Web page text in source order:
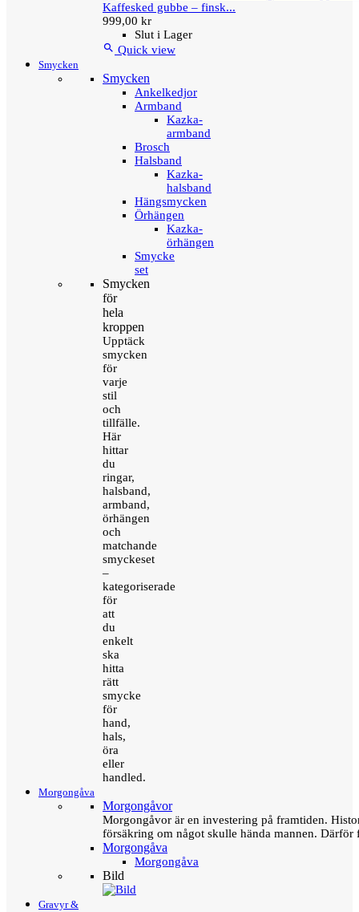
Kaffesked gubbe – finsk...
999,00 kr
Slut i Lager
 Quick view
Smycken
Smycken
Ankelkedjor
Armband
Kazka-
armband
Brosch
Halsband
Kazka-
halsband
Hängsmycken
Örhängen
Kazka-
örhängen
Smycke
set
Smycken
för
hela
kroppen
Upptäck
smycken
för
varje
stil
och
tillfälle.
Här
hittar
du
ringar,
halsband,
armband,
örhängen
och
matchande
smyckeset
–
kategoriserade
för
att
du
enkelt
ska
hitta
rätt
smycke
för
hand,
hals,
öra
eller
handled.
Morgongåva
Morgongåvor
Morgongåvor är en investering på framtiden.
försäkring om något skulle hända mannen.
Morgongåva
Morgongåva
Bild
Gravyr &